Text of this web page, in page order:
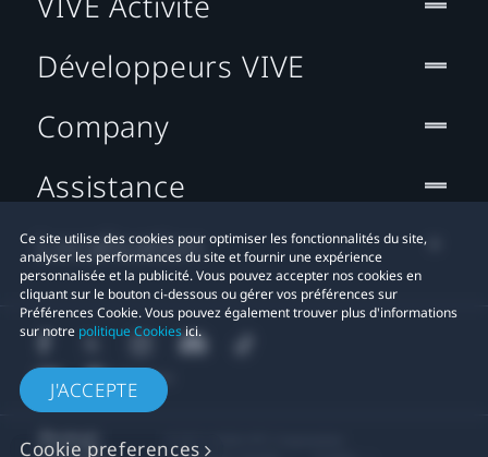
Ce site utilise des cookies pour optimiser les fonctionnalités du site,
analyser les performances du site et fournir une expérience
personnalisée et la publicité. Vous pouvez accepter nos cookies en
cliquant sur le bouton ci-dessous ou gérer vos préférences sur
Préférences Cookie. Vous pouvez également trouver plus d'informations
sur notre politique Cookiesici.
J'ACCEPTE
Cookie preferences
Développeurs VIVE
Company
Assistance
Localisation